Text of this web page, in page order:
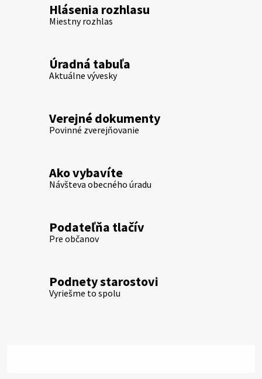
Hlásenia rozhlasu
Miestny rozhlas
Úradná tabuľa
Aktuálne vývesky
Verejné dokumenty
Povinné zverejňovanie
Ako vybavíte
Návšteva obecného úradu
Podateľňa tlačív
Pre občanov
Podnety starostovi
Vyriešme to spolu